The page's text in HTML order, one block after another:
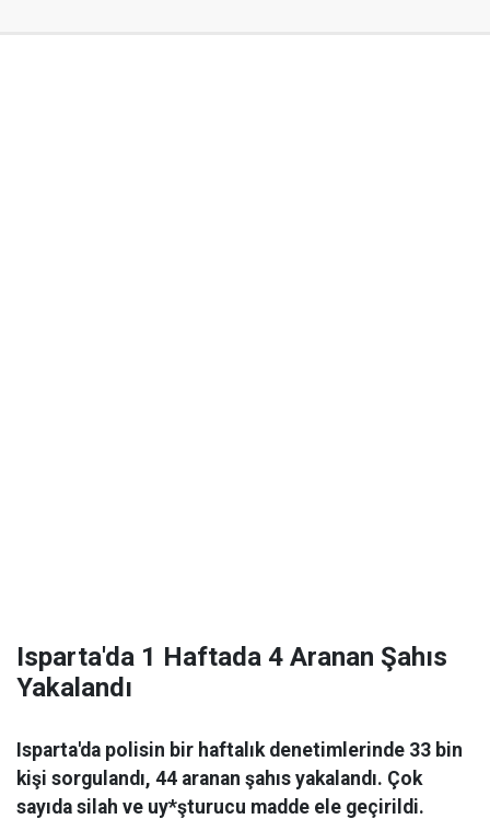
Isparta'da 1 Haftada 4 Aranan Şahıs
Yakalandı
Isparta'da polisin bir haftalık denetimlerinde 33 bin
kişi sorgulandı, 44 aranan şahıs yakalandı. Çok
sayıda silah ve uy*şturucu madde ele geçirildi.